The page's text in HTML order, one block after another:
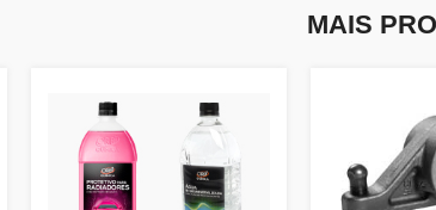
MAIS